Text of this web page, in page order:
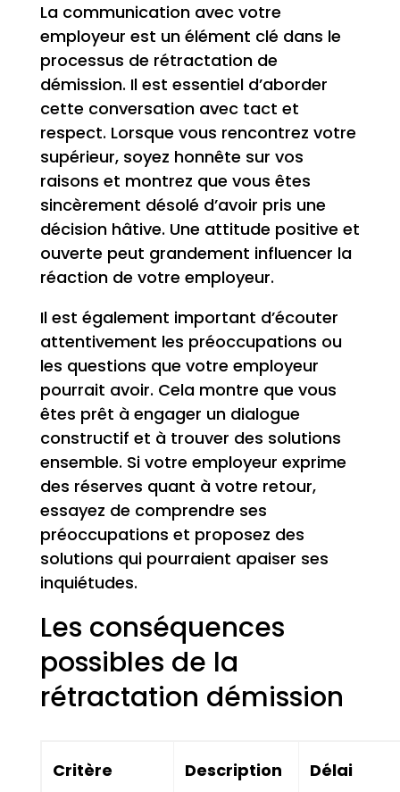
La communication avec votre
employeur est un élément clé dans le
processus de rétractation de
démission. Il est essentiel d’aborder
cette conversation avec tact et
respect. Lorsque vous rencontrez votre
supérieur, soyez honnête sur vos
raisons et montrez que vous êtes
sincèrement désolé d’avoir pris une
décision hâtive. Une attitude positive et
ouverte peut grandement influencer la
réaction de votre employeur.
Il est également important d’écouter
attentivement les préoccupations ou
les questions que votre employeur
pourrait avoir. Cela montre que vous
êtes prêt à engager un dialogue
constructif et à trouver des solutions
ensemble. Si votre employeur exprime
des réserves quant à votre retour,
essayez de comprendre ses
préoccupations et proposez des
solutions qui pourraient apaiser ses
inquiétudes.
Les conséquences
possibles de la
rétractation démission
Critère Description Délai